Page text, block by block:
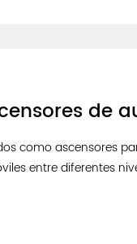
como ascensores
entre diferentes